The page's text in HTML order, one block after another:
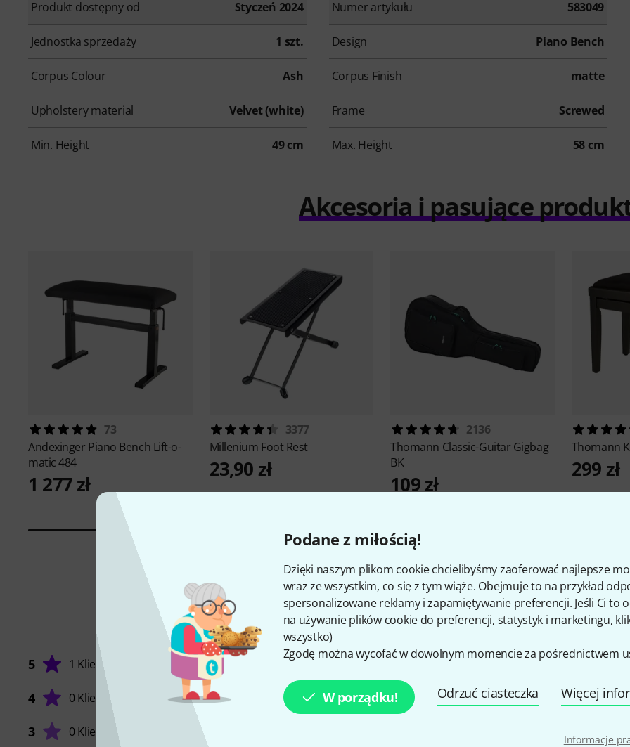
Podane z miłością!
Dzięki naszym plikom cookie chcielibyśmy zaoferować najlepsze
wraz ze wszystkim, co się z tym wiąże. Obejmuje to na przykład
spersonalizowane reklamy i zapamiętywanie preferencji. Jeśli Ci to
na używanie plików cookie do preferencji, statystyk i marketingu,
wszystko)
Zgodę można wycofać w dowolnym momencie za pośrednictwem
W porządku! Odrzuć ciasteczka Więcej
Informacje
Produkt dostępny od Styczeń 2024 Numer artykułu 583049
Jednostka sprzedaży 1 szt. Design Piano Bench
Corpus Colour Ash Corpus Finish matte
Upholstery material Velvet (white) Frame Screwed
Min. Height 49 cm Max. Height 58 cm
Akcesoria i pasujące
73
Andexinger Piano Bench Lift-o-
matic 484
1 277 zł
3377
Millenium Foot Rest
23,90 zł
2136
Thomann Classic-Guitar Gigbag
BK
109 zł
Thomann
299 zł
1Oceny klientów
5 1 Klient
4 0 Klienci
3 0 Klienci
5/ 5